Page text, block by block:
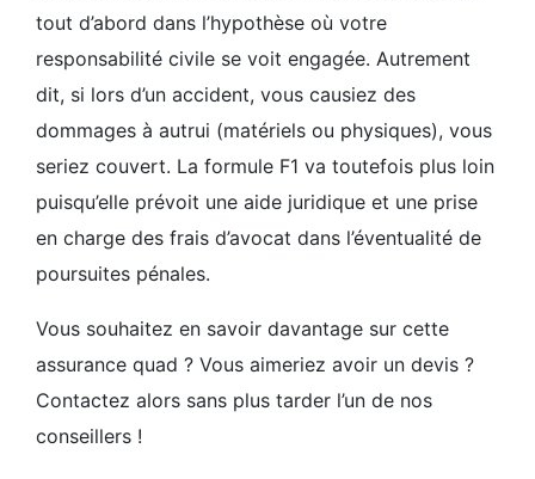
tout d’abord dans l’hypothèse où votre
responsabilité civile se voit engagée. Autrement
dit, si lors d’un accident, vous causiez des
dommages à autrui (matériels ou physiques), vous
seriez couvert. La formule F1 va toutefois plus loin
puisqu’elle prévoit une aide juridique et une prise
en charge des frais d’avocat dans l’éventualité de
poursuites pénales.
Vous souhaitez en savoir davantage sur cette
assurance quad ? Vous aimeriez avoir un devis ?
Contactez alors sans plus tarder l’un de nos
conseillers !